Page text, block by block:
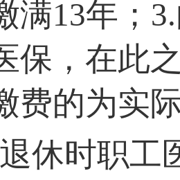
满13年；
保，在此
费的为实
休时职工